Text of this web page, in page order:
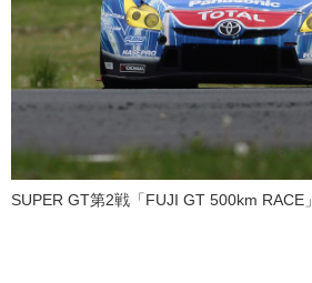
SUPER GT第2戦「FUJI GT 500km RACE」